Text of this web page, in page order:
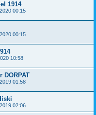
1914
00:15
00:15
10:58
DORPAT
01:58
02:06